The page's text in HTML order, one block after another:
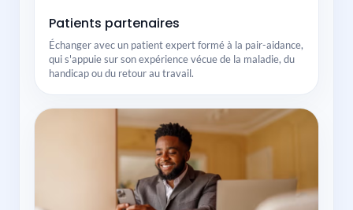
Patients partenaires
Échanger avec un patient expert formé à la pair-aidance,
qui s'appuie sur son expérience vécue de la maladie, du
handicap ou du retour au travail.